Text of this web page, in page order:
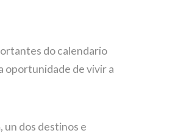
do calendario
oportunidade de vivir a
, un dos destinos e